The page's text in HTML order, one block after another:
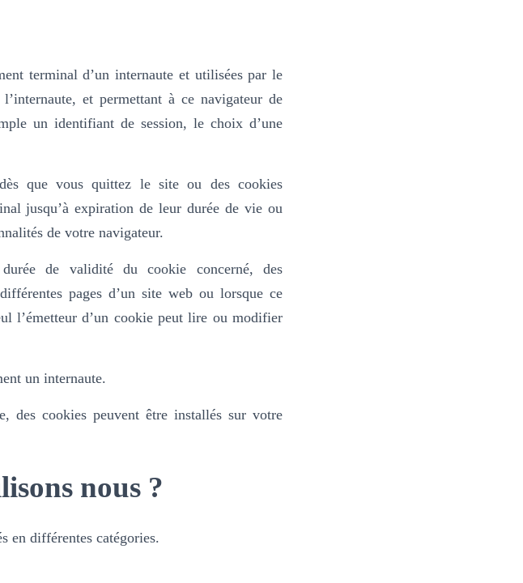
terminal d’un internaute et utilisées par le
et permettant à ce navigateur de
un identifiant de session, le choix d’une
que vous quittez le site ou des cookies
jusqu’à expiration de leur durée de vie ou
de votre navigateur.
de validité du cookie concerné, des
pages d’un site web ou lorsque ce
l’émetteur d’un cookie peut lire ou modifier
un internaute.
des cookies peuvent être installés sur votre
nous ?
en différentes catégories.